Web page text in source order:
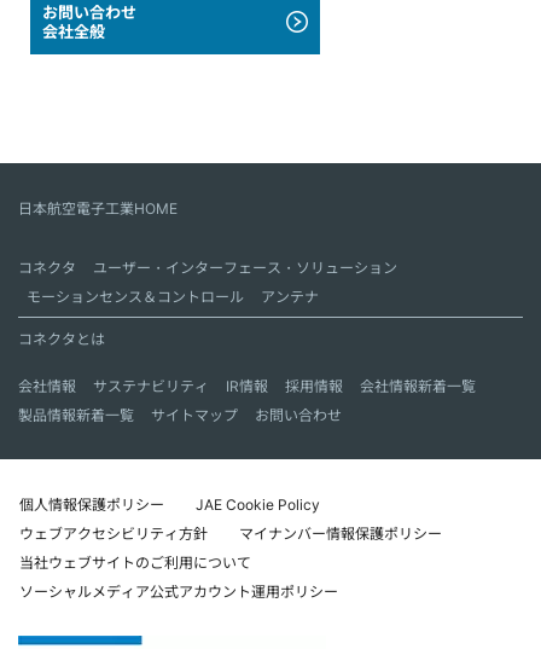
お問い合わせ
会社全般
日本航空電子工業HOME
コネクタ
ユーザー・インターフェース・ソリューション
モーションセンス＆コントロール
アンテナ
コネクタとは
会社情報 サステナビリティ IR情報 採用情報
会社情報新着一覧
製品情報新着一覧
サイトマップ お問い合わせ
個人情報保護ポリシー
JAE Cookie Policy
ウェブアクセシビリティ方針
マイナンバー情報保護ポリシー
当社ウェブサイトのご利用について
ソーシャルメディア公式アカウント運用ポリシー